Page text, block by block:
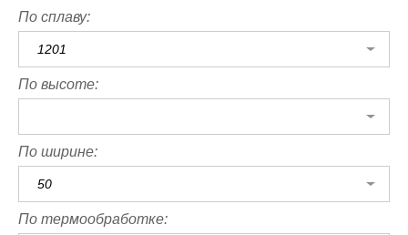
По сплаву:
1201
По высоте:
По ширине:
50
По термообработке: